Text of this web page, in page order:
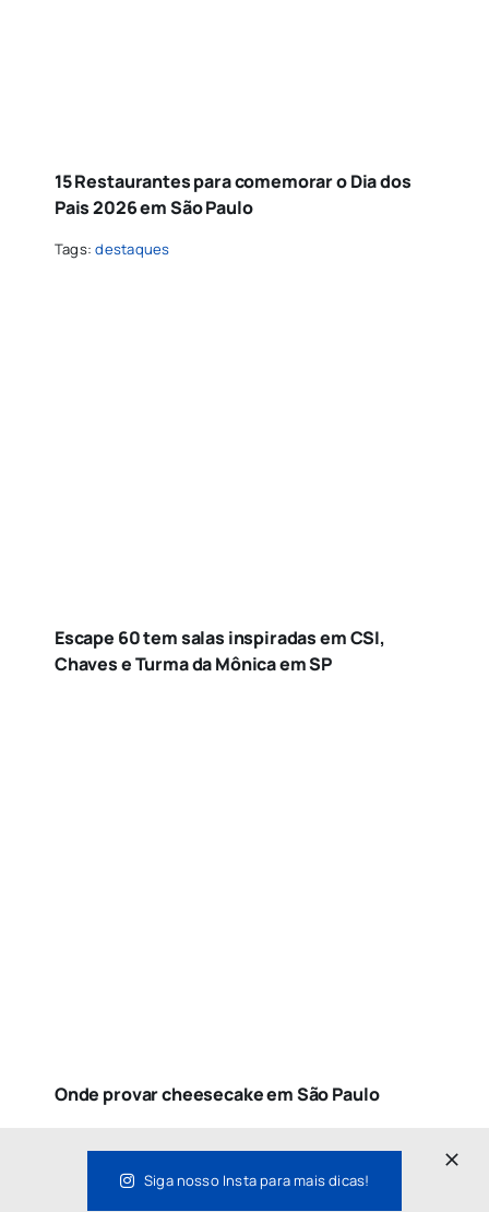
15 Restaurantes para comemorar o Dia dos
Pais 2026 em São Paulo
Tags:destaques
Escape 60 tem salas inspiradas em CSI,
Chaves e Turma da Mônica em SP
Onde provar cheesecake em São Paulo
Siga nosso Insta para mais dicas!